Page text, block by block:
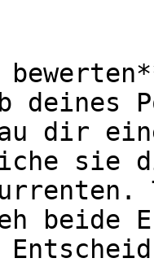
dir
sie
beide